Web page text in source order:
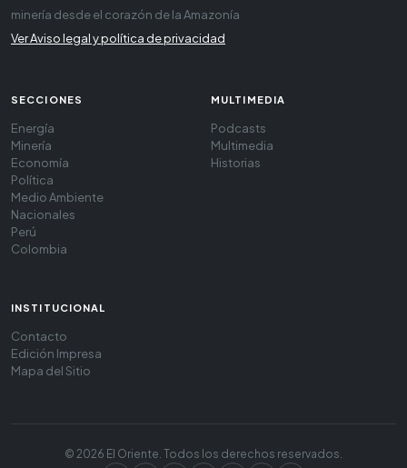
minería desde el corazón de la Amazonía
Ver Aviso legal y política de privacidad
SECCIONES
Energía
Minería
Economía
Política
Medio Ambiente
Nacionales
Perú
Colombia
MULTIMEDIA
Podcasts
Multimedia
Historias
INSTITUCIONAL
Contacto
Edición Impresa
Mapa del Sitio
© 2026 El Oriente. Todos los derechos reservados.